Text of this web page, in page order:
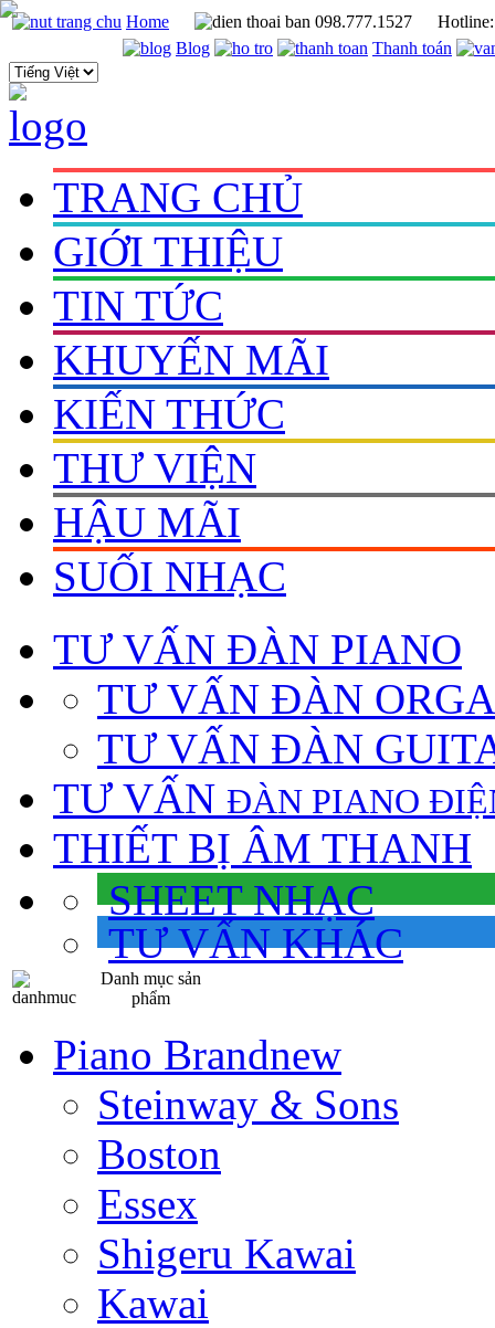
Home 098.777.1527
Blog
Thanh toán
TRANG CHỦ
GIỚI THIỆU
TIN TỨC
KHUYẾN MÃI
KIẾN THỨC
THƯ VIỆN
HẬU MÃI
SUỐI NHẠC
TƯ VẤN ĐÀN PIANO
TƯ VẤN ÐÀN
TƯ VẤN ÐÀN
TƯ VẤN ÐÀN PIANO
THIẾT BỊ ÂM THANH
SHEET NHẠC
TƯ VẤN KHÁC
Danh mục sản
phẩm
Piano Brandnew
Steinway & Sons
Boston
Essex
Shigeru Kawai
Kawai